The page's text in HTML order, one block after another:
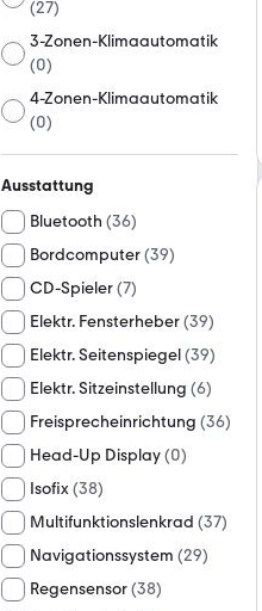
(27)
3-Zonen-Klimaautomatik
(0)
4-Zonen-Klimaautomatik
(0)
Ausstattung
Bluetooth (36)
Bordcomputer(39)
CD-Spieler(7)
Elektr. Fensterheber(39)
Elektr. Seitenspiegel(39)
Elektr. Sitzeinstellung (6)
Freisprecheinrichtung (36)
Head-Up Display(0)
Isofix(38)
Multifunktionslenkrad (37)
Navigationssystem (29)
Regensensor(38)